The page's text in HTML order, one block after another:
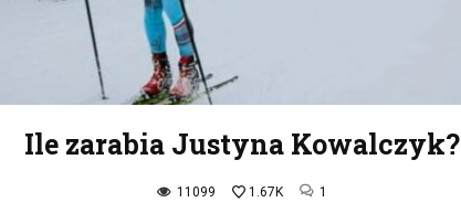
Ile zarabia Justyna Kowalczyk?
11099 1.67K 1